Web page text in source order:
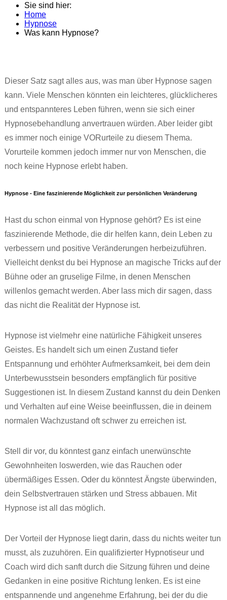
Sie sind hier:
Home
Hypnose
Was kann Hypnose?
Dieser Satz sagt alles aus, was man über Hypnose sagen
kann. Viele Menschen könnten ein leichteres, glücklicheres
und entspannteres Leben führen, wenn sie sich einer
Hypnosebehandlung anvertrauen würden. Aber leider gibt
es immer noch einige VORurteile zu diesem Thema.
Vorurteile kommen jedoch immer nur von Menschen, die
noch keine Hypnose erlebt haben.
Hypnose - Eine faszinierende Möglichkeit zur persönlichen Veränderung
Hast du schon einmal von Hypnose gehört? Es ist eine
faszinierende Methode, die dir helfen kann, dein Leben zu
verbessern und positive Veränderungen herbeizuführen.
Vielleicht denkst du bei Hypnose an magische Tricks auf der
Bühne oder an gruselige Filme, in denen Menschen
willenlos gemacht werden. Aber lass mich dir sagen, dass
das nicht die Realität der Hypnose ist.
Hypnose ist vielmehr eine natürliche Fähigkeit unseres
Geistes. Es handelt sich um einen Zustand tiefer
Entspannung und erhöhter Aufmerksamkeit, bei dem dein
Unterbewusstsein besonders empfänglich für positive
Suggestionen ist. In diesem Zustand kannst du dein Denken
und Verhalten auf eine Weise beeinflussen, die in deinem
normalen Wachzustand oft schwer zu erreichen ist.
Stell dir vor, du könntest ganz einfach unerwünschte
Gewohnheiten loswerden, wie das Rauchen oder
übermäßiges Essen. Oder du könntest Ängste überwinden,
dein Selbstvertrauen stärken und Stress abbauen. Mit
Hypnose ist all das möglich.
Der Vorteil der Hypnose liegt darin, dass du nichts weiter tun
musst, als zuzuhören. Ein qualifizierter Hypnotiseur und
Coach wird dich sanft durch die Sitzung führen und deine
Gedanken in eine positive Richtung lenken. Es ist eine
entspannende und angenehme Erfahrung, bei der du die